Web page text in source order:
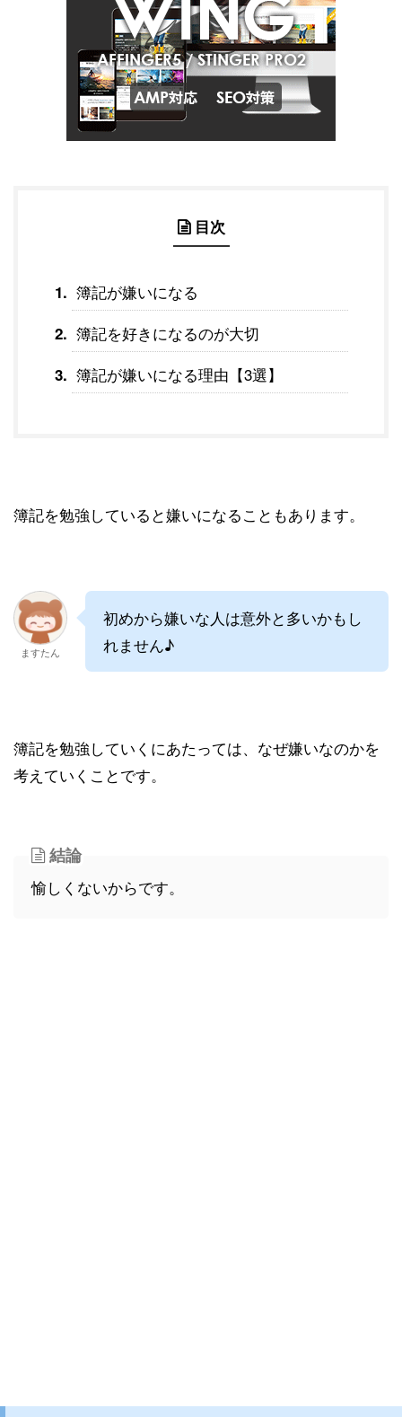
目次
簿記が嫌いになる
簿記を好きになるのが大切
簿記が嫌いになる理由【3選】
簿記を勉強していると嫌いになることもあります。
ますたん
初めから嫌いな人は意外と多いかもし
れません♪
簿記を勉強していくにあたっては、なぜ嫌いなのかを
考えていくことです。
結論
愉しくないからです。